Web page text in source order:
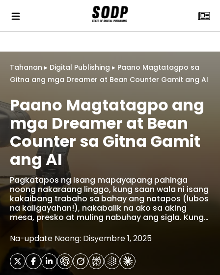
Tahanan ▸ Digital Publishing ▸ Paano Magtatagpo sa
Gitna ang mga Dreamer at Bean Counter Gamit ang AI
Paano Magtatagpo ang
mga Dreamer at Bean
Counter sa Gitna Gamit
ang AI
Pagkatapos ng isang mapayapang pahinga
noong nakaraang linggo, kung saan wala ni isang
kakaibang trabaho sa bahay ang natapos (lubos
na kaligayahan!), nakabalik na ako sa aking
mesa, presko at muling nabuhay ang sigla. Kung…
Na-update Noong: Disyembre 1, 2025